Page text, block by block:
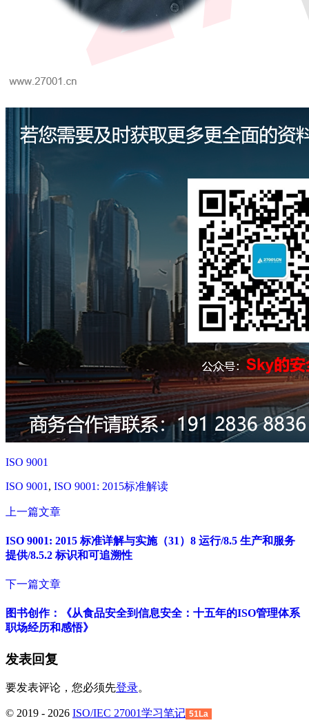
ISO 9001
ISO 9001 , ISO 9001: 2015标准解读
上一篇文章
ISO 9001: 2015 标准详解与实施（31）8 运行/8.5 生产和服务
提供/8.5.2 标识和可追溯性
下一篇文章
图书创作：《从食品安全到信息安全：十五年的ISO管理体系
职场经历和感悟》
发表回复
要发表评论，您必须先登录。
© 2019 - 2026 ISO/IEC 27001学习笔记 51La